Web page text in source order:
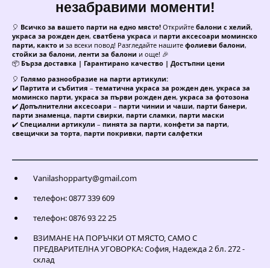
незабравими моменти!
🎈 Всичко за вашето парти на едно място! Открийте балони с хелий,
украса за рожден ден, сватбена украса и парти аксесоари моминско
парти, както и за всеки повод! Разгледайте нашите фолиеви балони,
стойки за балони, ленти за балони и още! 🎉
📦 Бърза доставка | Гарантирано качество | Достъпни цени
🎈 Голямо разнообразие на парти артикули:
✔️ Партита и събития – тематична украса за рожден ден, украса за
моминско парти, украса за първи рожден ден, украса за фотозона
✔️ Допълнителни аксесоари – парти чинии и чаши, парти банери,
парти знаменца, парти свирки, парти сламки, парти маски
✔️ Специални артикули – пинята за парти, конфети за парти,
свещички за торта, парти покривки, парти салфетки
Vanilashopparty@gmail.com
телефон: 0877 339 609
телефон: 0876 93 22 25
ВЗИМАНЕ НА ПОРЪЧКИ ОТ МЯСТО, САМО С
ПРЕДВАРИТЕЛНА УГОВОРКА: София, Надежда 2 бл. 272 -
склад